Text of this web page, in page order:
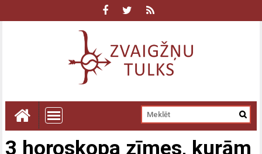
3 horoskopa zīmes, kurām